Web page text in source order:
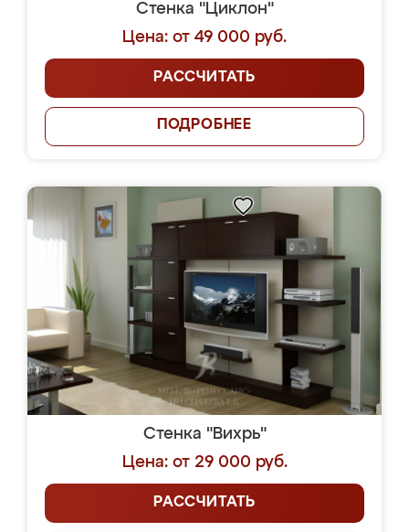
Стенка "Циклон"
Цена: от 49 000 руб.
РАССЧИТАТЬ
ПОДРОБНЕЕ
Стенка "Вихрь"
Цена: от 29 000 руб.
РАССЧИТАТЬ